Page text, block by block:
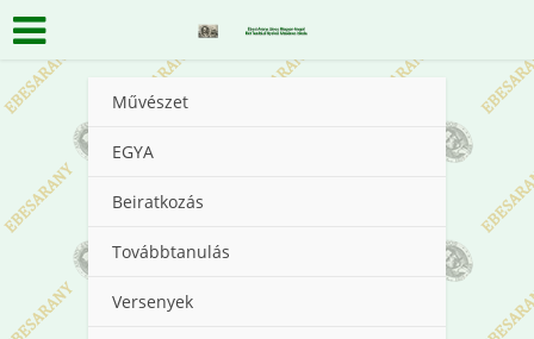
Művészet
EGYA
Beiratkozás
Továbbtanulás
Versenyek